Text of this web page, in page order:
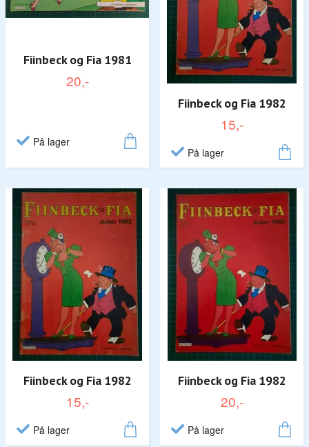
Fiinbeck og Fia 1981
20,-
På lager
Fiinbeck og Fia 1982
15,-
På lager
Fiinbeck og Fia 1982
15,-
På lager
Fiinbeck og Fia 1982
20,-
På lager